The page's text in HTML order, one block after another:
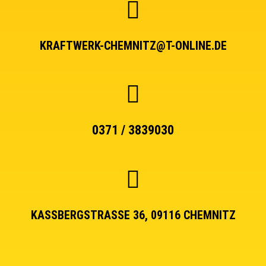
KRAFTWERK-CHEMNITZ@T-ONLINE.DE
0371 / 3839030
KASSBERGSTRASSE 36, 09116 CHEMNITZ